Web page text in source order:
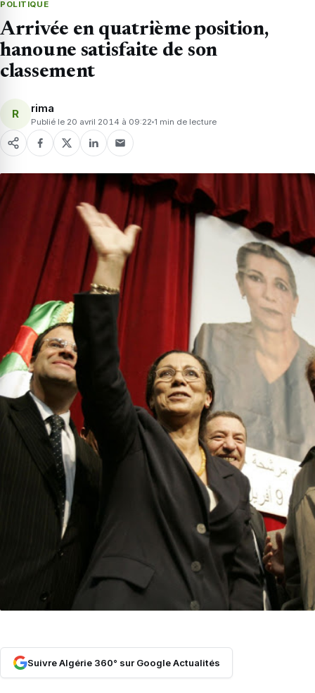
POLITIQUE
Arrivée en quatrième position,
hanoune satisfaite de son
classement
R rima
Publié le 20 avril 2014 à 09:22 1 min de lecture
Suivre Algérie 360° sur Google Actualités